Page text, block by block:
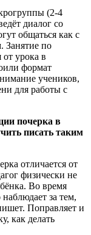
(2-4
диалог со
общаться как с
Занятие по
урока в
формат
учеников,
для работы с
почерка в
писать таким
отличается от
физически не
Во время
за тем,
Поправляет и
как делать